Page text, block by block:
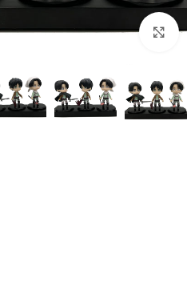
بزرگنمایی تصویر